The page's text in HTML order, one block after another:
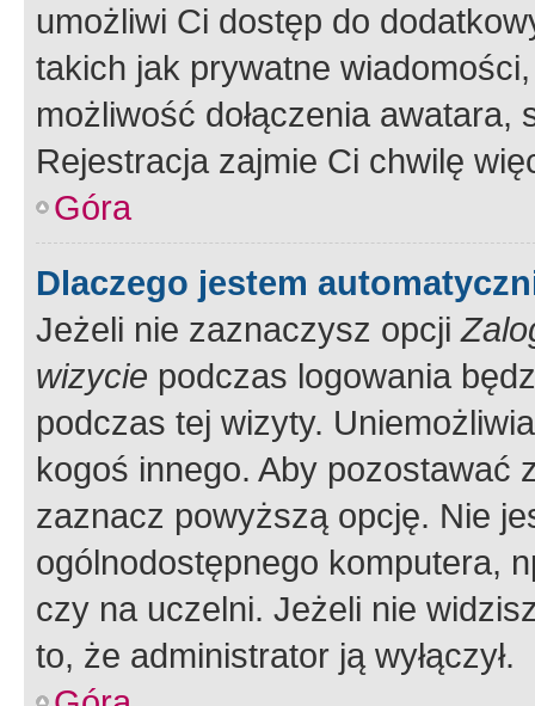
umożliwi Ci dostęp do
takich jak prywatne
możliwość dołączenia
Rejestracja zajmie Ci chwilę
Góra
Dlaczego jestem
Jeżeli nie zaznaczysz opcji
wizycie podczas logowania
podczas tej wizyty.
kogoś innego. Aby pozostawać
zaznacz powyższą opcję. Nie
ogólnodostępnego komputera,
czy na uczelni. Jeżeli nie
to, że administrator ją wyłączył.